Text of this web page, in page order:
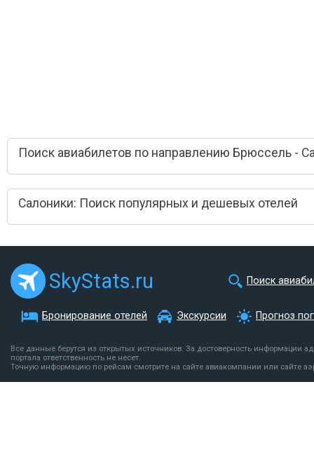
Поиск авиабилетов по направлению Брюссель -
Салоники: Поиск популярных и дешевых отелей
SkyStats.ru Поиск
Бронирование отелей Экскурсии Прогноз
Все данные берутся из открытых источников. За достоверность информации
портала ответственность не несет.
Точную информацию по рейсам смотрите на сайте авиакомпании или сайте